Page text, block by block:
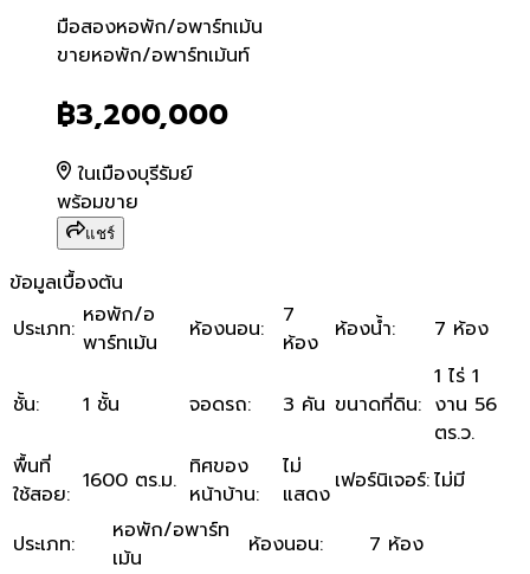
มือสองหอพัก/อพาร์ทเม้น
ขายหอพัก/อพาร์ทเม้นท์
ขายหอพัก/อพาร์ทเม้นท์
฿3,200,000
ในเมืองบุรีรัมย์
พร้อมขาย
แชร์
ข้อมูลเบื้องต้น
ประเภท: หอพัก/อ
พาร์ทเม้น
ห้องนอน:
7
ห้อง
ห้องน้ำ: 7 ห้อง
ชั้น: 1 ชั้น จอดรถ: 3 คัน ขนาดที่ดิน:
1 ไร่ 1
งาน 56
ตร.ว.
พื้นที่
ใช้สอย: 1600 ตร.ม. ทิศของ
หน้าบ้าน:
ไม่
แสดง เฟอร์นิเจอร์:ไม่มี
ประเภท:
หอพัก/อพาร์ท
เม้น
ห้องนอน:
7 ห้อง